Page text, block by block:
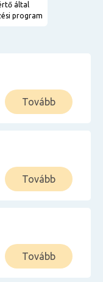
által
program
Tovább
Tovább
Tovább